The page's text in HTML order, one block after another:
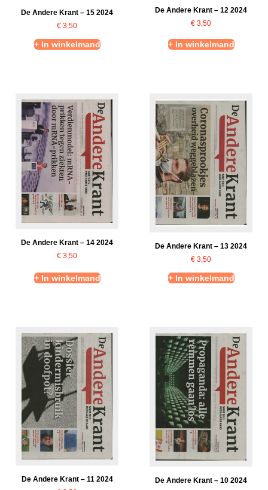
De Andere Krant – 15 2024
€ 3,50
+ In winkelmand
De Andere Krant – 12 2024
€ 3,50
+ In winkelmand
De Andere Krant – 14 2024
€ 3,50
+ In winkelmand
De Andere Krant – 13 2024
€ 3,50
+ In winkelmand
De Andere Krant – 11 2024
De Andere Krant – 10 2024